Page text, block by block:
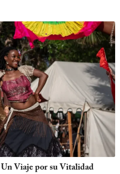
Viaje por su Vitalidad